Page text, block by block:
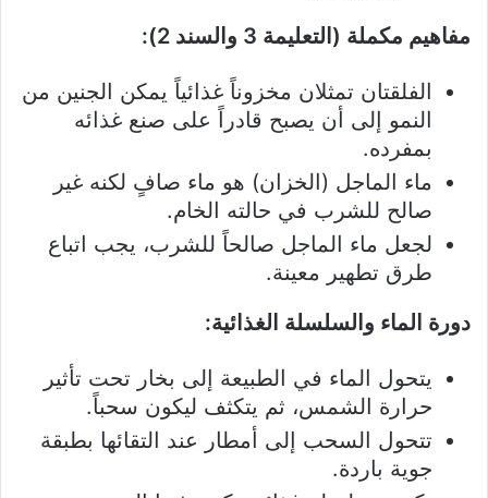
مفاهيم مكملة (التعليمة 3 والسند 2):
الفلقتان تمثلان مخزوناً غذائياً يمكن الجنين من
النمو إلى أن يصبح قادراً على صنع غذائه
بمفرده.
ماء الماجل (الخزان) هو ماء صافٍ لكنه غير
صالح للشرب في حالته الخام.
لجعل ماء الماجل صالحاً للشرب، يجب اتباع
طرق تطهير معينة.
دورة الماء والسلسلة الغذائية:
يتحول الماء في الطبيعة إلى بخار تحت تأثير
حرارة الشمس، ثم يتكثف ليكون سحباً.
تتحول السحب إلى أمطار عند التقائها بطبقة
جوية باردة.